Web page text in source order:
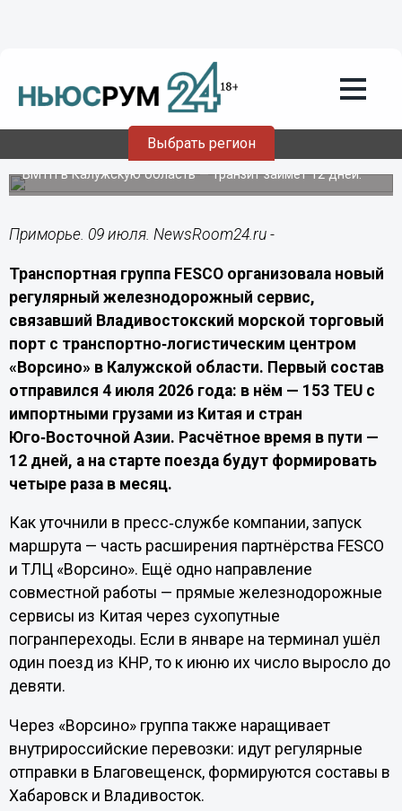
Выбрать регион
09.07.202602:20
FESCO запустила поезд из
Владивостока в Калужскую область
FESCO запустила регулярный контейнерный сервис из
ВМТП в Калужскую область — транзит займёт 12 дней.
Приморье. 09 июля. NewsRoom24.ru -
Транспортная группа FESCO организовала новый
регулярный железнодорожный сервис,
связавший Владивостокский морской торговый
порт с транспортно‑логистическим центром
«Ворсино» в Калужской области. Первый состав
отправился 4 июля 2026 года: в нём — 153 TEU с
импортными грузами из Китая и стран
Юго‑Восточной Азии. Расчётное время в пути —
12 дней, а на старте поезда будут формировать
четыре раза в месяц.
Как уточнили в пресс‑службе компании, запуск
маршрута — часть расширения партнёрства FESCO
и ТЛЦ «Ворсино». Ещё одно направление
совместной работы — прямые железнодорожные
сервисы из Китая через сухопутные
погранпереходы. Если в январе на терминал ушёл
один поезд из КНР, то к июню их число выросло до
девяти.
Через «Ворсино» группа также наращивает
внутрироссийские перевозки: идут регулярные
отправки в Благовещенск, формируются составы в
Хабаровск и Владивосток.